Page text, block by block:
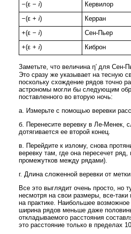
−(ε − i)
Кервилор
−(ε + i)
Керран
+(ε − i)
Сен-Пьер
+(ε + i) Киброн
Заметьте, что величина η′ для Сен-
Это сразу же указывает на тесную
поскольку схождение рядов точно
астрономы могли бы следующим
поставленного во вторую ночь:
а. Измерьте с помощью веревки
б. Перенесите веревку в Ле-Менек,
дотягивается ее второй конец.
в. Перейдите к излому, снова
веревку там, где она пересечет
промежутков между рядами).
г. Длина сложенной веревки от
Все это выглядит очень просто, но
несмотря на свои размеры, все-
на практике. Наибольшее
ширина рядов меньше даже
откладываемого расстояния
это расстояние только в пределах